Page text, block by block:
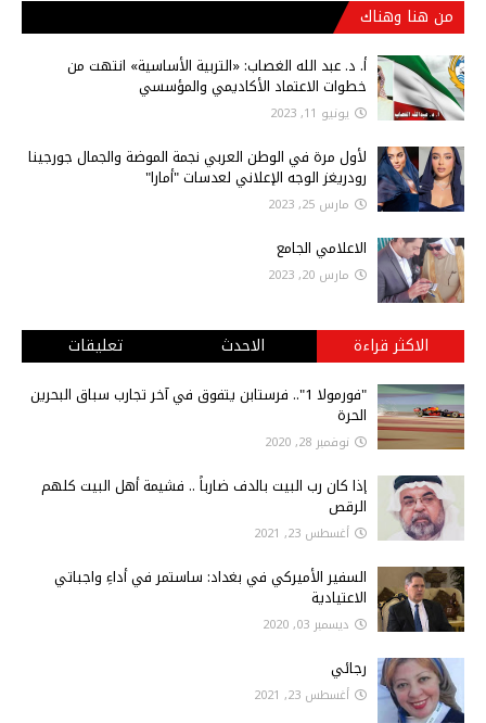
من هنا وهناك
أ‌. د. عبد الله الغصاب: «التربية الأساسية» انتهت من
خطوات الاعتماد الأكاديمي والمؤسسي
يونيو 11, 2023
لأول مرة في الوطن العربي نجمة الموضة والجمال جورجينا
رودريغز الوجه الإعلاني لعدسات "أمارا"
مارس 25, 2023
الاعلامي الجامع
مارس 20, 2023
الاكثر قراءة الاحدث تعليقات
"فورمولا 1".. فرستابن يتفوق في آخر تجارب سباق البحرين
الحرة
نوفمبر 28, 2020
إذا كان رب البيت بالدف ضارباً .. فشيمة أهل البيت كلهم
الرقص
أغسطس 23, 2021
السفير الأميركي في بغداد: ساستمر في أداءِ واجباتي
الاعتيادية
ديسمبر 03, 2020
رجائي
أغسطس 23, 2021